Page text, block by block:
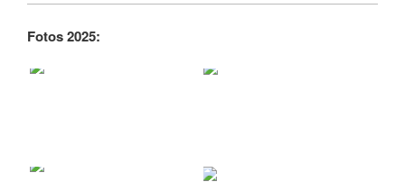
Fotos 2025: